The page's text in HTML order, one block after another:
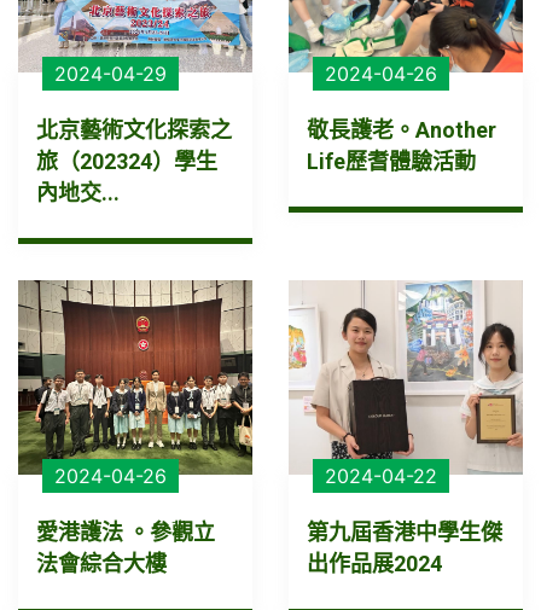
2024-04-29
北京藝術文化探索之
旅（202324）學生
內地交...
2024-04-26
敬長護老。Another
Life歷耆體驗活動
2024-04-26
愛港護法 。參觀立
法會綜合大樓
2024-04-22
第九屆香港中學生傑
出作品展2024